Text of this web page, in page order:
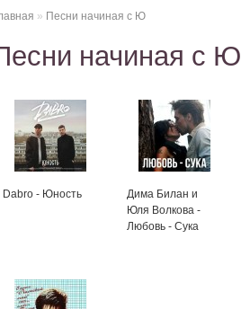
» Песни начиная с Ю
начиная с Ю
Dabro - Юность
Дима Билан и
Юля Волкова -
Любовь - Сука